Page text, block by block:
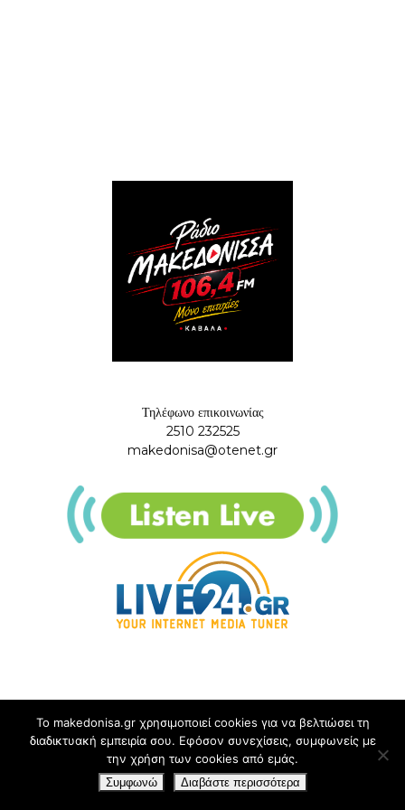
Τηλέφωνο επικοινωνίας
2510 232525
makedonisa@otenet.gr
Το makedonisa.gr χρησιμοποιεί cookies για να βελτιώσει τη
διαδικτυακή εμπειρία σου. Εφόσον συνεχίσεις, συμφωνείς με
την χρήση των cookies από εμάς.
Συμφωνώ Διαβάστε περισσότερα